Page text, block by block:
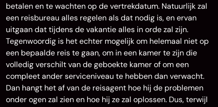
betalen en te wachten op de vertrekdatum. Natuurlijk zal
een reisbureau alles regelen als dat nodig is, en ervan
uitgaan dat tijdens de vakantie alles in orde zal zijn.
Tegenwoordig is het echter mogelijk om helemaal niet op
een bepaalde reis te gaan, om in een kamer te zijn die
volledig verschilt van de geboekte kamer of om een
compleet ander serviceniveau te hebben dan verwacht.
Dan hangt het af van de reisagent hoe hij de problemen
onder ogen zal zien en hoe hij ze zal oplossen. Dus, terwijl